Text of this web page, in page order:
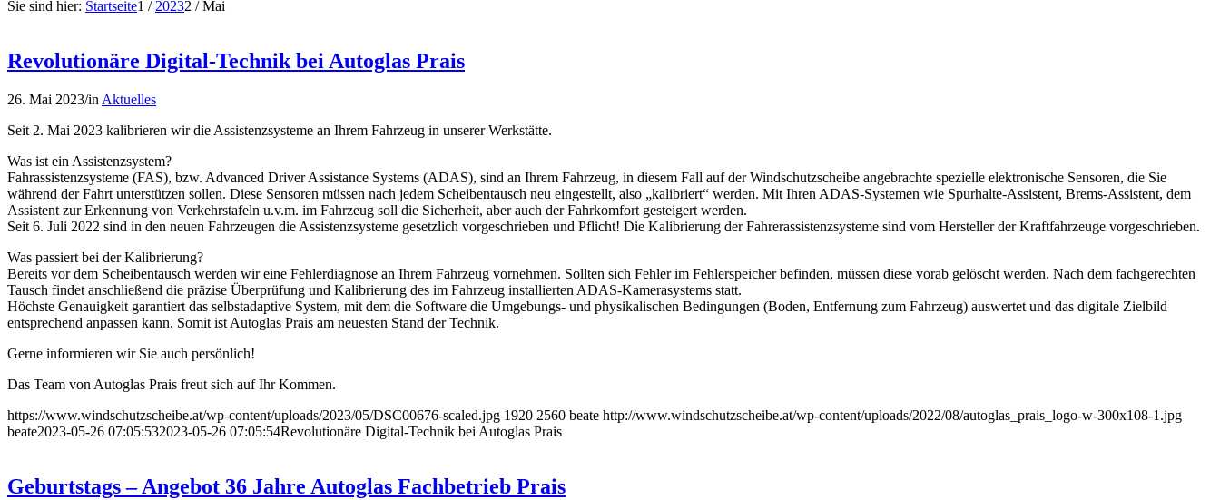
Sie sind hier: Startseite1 / 20232 / Mai
Revolutionäre Digital-Technik bei Autoglas Prais
26. Mai 2023/in Aktuelles
Seit 2. Mai 2023 kalibrieren wir die Assistenzsysteme an Ihrem Fahrzeug in unserer Werkstätte.
Was ist ein Assistenzsystem?
Fahrassistenzsysteme (FAS), bzw. Advanced Driver Assistance Systems (ADAS), sind an Ihrem Fahrzeug, in diesem Fall auf der Windschutzscheibe angebrachte spezielle elektronische Sensoren, die Sie
während der Fahrt unterstützen sollen. Diese Sensoren müssen nach jedem Scheibentausch neu eingestellt, also „kalibriert“ werden. Mit Ihren ADAS-Systemen wie Spurhalte-Assistent, Brems-Assistent, dem
Assistent zur Erkennung von Verkehrstafeln u.v.m. im Fahrzeug soll die Sicherheit, aber auch der Fahrkomfort gesteigert werden.
Seit 6. Juli 2022 sind in den neuen Fahrzeugen die Assistenzsysteme gesetzlich vorgeschrieben und Pflicht! Die Kalibrierung der Fahrerassistenzsysteme sind vom Hersteller der Kraftfahrzeuge vorgeschrieben.
Was passiert bei der Kalibrierung?
Bereits vor dem Scheibentausch werden wir eine Fehlerdiagnose an Ihrem Fahrzeug vornehmen. Sollten sich Fehler im Fehlerspeicher befinden, müssen diese vorab gelöscht werden. Nach dem fachgerechten
Tausch findet anschließend die präzise Überprüfung und Kalibrierung des im Fahrzeug installierten ADAS-Kamerasystems statt.
Höchste Genauigkeit garantiert das selbstadaptive System, mit dem die Software die Umgebungs- und physikalischen Bedingungen (Boden, Entfernung zum Fahrzeug) auswertet und das digitale Zielbild
entsprechend anpassen kann. Somit ist Autoglas Prais am neuesten Stand der Technik.
Gerne informieren wir Sie auch persönlich!
Das Team von Autoglas Prais freut sich auf Ihr Kommen.
https://www.windschutzscheibe.at/wp-content/uploads/2023/05/DSC00676-scaled.jpg 1920 2560 beate http://www.windschutzscheibe.at/wp-content/uploads/2022/08/autoglas_prais_logo-w-300x108-1.jpg
beate2023-05-26 07:05:532023-05-26 07:05:54Revolutionäre Digital-Technik bei Autoglas Prais
Geburtstags – Angebot 36 Jahre Autoglas Fachbetrieb Prais